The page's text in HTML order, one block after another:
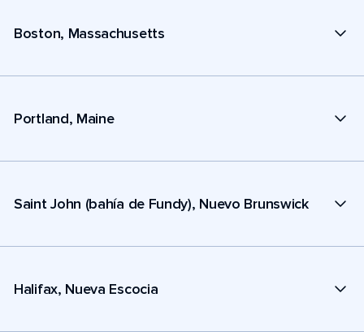
Boston, Massachusetts
Portland, Maine
Saint John (bahía de Fundy), Nuevo Brunswick
Halifax, Nueva Escocia